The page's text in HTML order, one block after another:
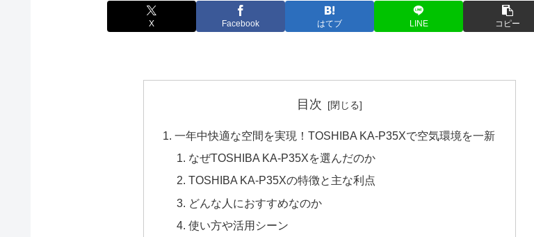
X Facebook はてブ LINE コピー
目次
一年中快適な空間を実現！TOSHIBA KA-P35Xで空気環境を一新
なぜTOSHIBA KA-P35Xを選んだのか
TOSHIBA KA-P35Xの特徴と主な利点
どんな人におすすめなのか
使い方や活用シーン